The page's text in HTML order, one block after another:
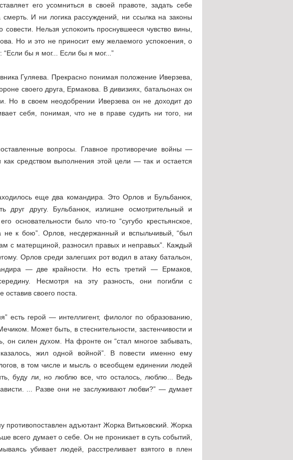
его усомниться в своей правоте, задать себе
И ни логика рассуждений, ни ссылка на законы
Нельзя успокоить проснувшееся чувство вины,
Но и это не приносит ему желаемого успокоения, о
бы я мог... Если бы я мог...”
Гуляева. Прекрасно понимая положение Иверзева,
своего друга, Ермакова. В дивизиях, батальонах он
Но в своем неодобрении Иверзева он не доходит до
себя, понимая, что не в праве судить ни того, ни
вопросы. Главное противоречие войны —
средством выполнения этой цели — так и остается
еще два командира. Это Орлов и Бульбанюк,
друг другу. Бульбанюк, излишне осмотрительный и
основательности было что-то “сугубо крестьянское,
не к бою”. Орлов, несдержанный и вспыльчивый, “был
с матерщиной, разносил правых и неправых”. Каждый
Орлов среди залегших рот водил в атаку батальон,
— две крайности. Но есть третий — Ермаков,
Несмотря на эту разность, они погибли с
своего поста.
есть герой — интеллигент, филолог по образованию,
Может быть, в стеснительности, застенчивости и
он силен духом. На фронте он “стал многое забывать,
жил одной войной”. В повести именно ему
в том числе и мысль о всеобщем единении людей
буду ли, но люблю все, что осталось, люблю... Ведь
... Разве они не заслуживают любви?” — думает
адъютант Жорка Витьковский. Жорка
всего думает о себе. Он не проникает в суть событий,
убивает людей, расстреливает взятого в плен